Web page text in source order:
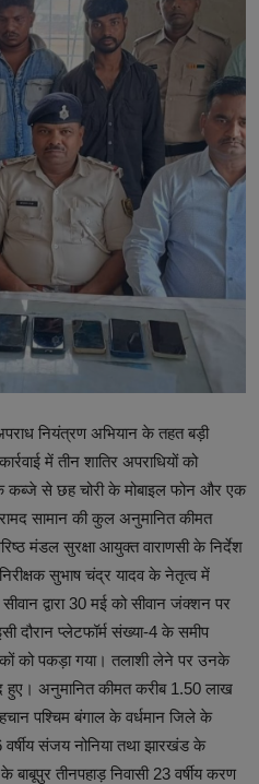
नियंत्रण अभियान के तहत बड़ी
में तीन शातिर अपराधियों को
के कब्जे से छह चोरी के मोबाइल फोन और एक
सामान की कुल अनुमानित कीमत
मंडल सुरक्षा आयुक्त वाराणसी के निर्देश
सुभाष चंद्र यादव के नेतृत्व में
द्वारा 30 मई को सीवान जंक्शन पर
दौरान प्लेटफॉर्म संख्या-4 के समीप
को पकड़ा गया। तलाशी लेने पर उनके
हुए। अनुमानित कीमत करीब 1.50 लाख
पश्चिम बंगाल के वर्धमान जिले के
वर्षीय संजय नोनिया तथा झारखंड के
तीनपहाड़ निवासी 23 वर्षीय करण